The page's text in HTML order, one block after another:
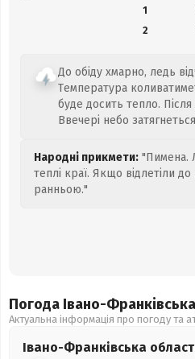
1
2
До обіду хмарно, ледь
Температура
буде досить тепло.
Ввечері небо
Народні прикмети: "Пимена.
теплі краї. Якщо відлетіли
ранньою."
Погода Івано-Франківська
Актуальна інформація про погоду та
Івано-Франківська